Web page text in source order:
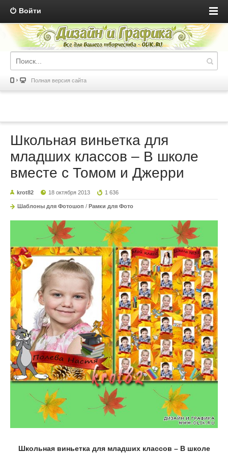
Войти
Полная версия сайта
Школьная виньетка для
младших классов – В школе
вместе с Томом и Джерри
krot82 18 октября 2013 1 636
Шаблоны для Фотошоп / Рамки для Фото
Школьная виньетка для младших классов – В школе